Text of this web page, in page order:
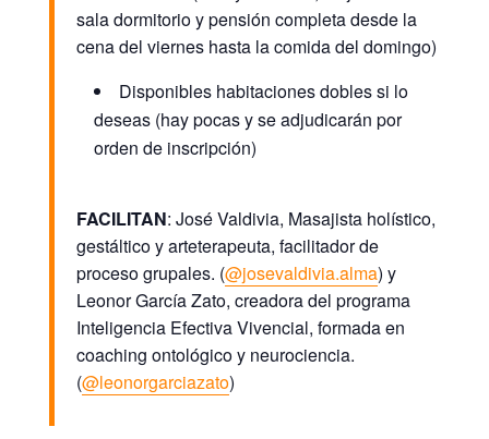
sala dormitorio y pensión completa desde la
cena del viernes hasta la comida del domingo)
Disponibles habitaciones dobles si lo
deseas (hay pocas y se adjudicarán por
orden de inscripción)
FACILITAN: José Valdivia, Masajista holístico,
gestáltico y arteterapeuta, facilitador de
proceso grupales. (@josevaldivia.alma) y
Leonor García Zato, creadora del programa
Inteligencia Efectiva Vivencial, formada en
coaching ontológico y neurociencia.
(@leonorgarciazato)